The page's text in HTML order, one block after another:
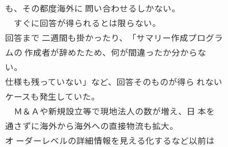
も、その都度海外に 問い合わせるしかない。
すぐに回答が得られるとは限らない。
回答まで 二週間も掛かったり、「サマリー作成プログラ
ムの 作成者が辞めたため、何が間違ったか分からな
い。
仕様も残っていない」など、回答そのものが得ら れない
ケースも発生していた。
Ｍ＆Ａや新規設立等で現地法人の数が増え、日 本を
通さずに海外から海外への直接物流も拡大。
オ ーダーレベルの詳細情報を見える化するなど以前は